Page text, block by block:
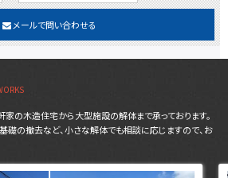
メールで問い合わせる
家の木造住宅から大型施設の解体まで承っております。
礎の撤去など、小さな解体でも相談に応じますので、お